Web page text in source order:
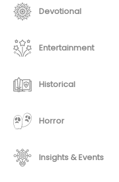
Devotional
Entertainment
Historical
Horror
Insights & Events